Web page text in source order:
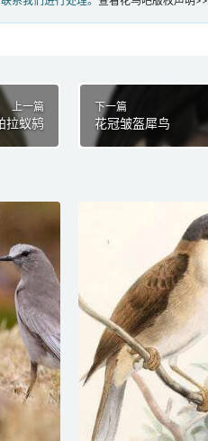
上一篇
拉蚁鸫
下一篇
花冠皱盔犀鸟